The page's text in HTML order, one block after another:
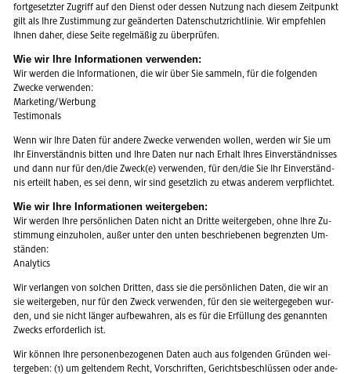
fort­ge­setz­ter Zu­griff auf den Dienst oder des­sen Nut­zung nach die­sem Zeit­punkt
gilt als Ihre Zu­stim­mung zur ge­än­der­ten Da­ten­schutz­richt­li­nie. Wir emp­feh­len
Ihnen daher, diese Seite re­gel­mä­ßig zu über­prü­fen.
Wie wir Ihre In­for­ma­tio­nen ver­wen­den:
Wir wer­den die In­for­ma­tio­nen, die wir über Sie sam­meln, für die fol­gen­den
Zwe­cke ver­wen­den:
Mar­ke­ting/Wer­bung
Tes­ti­mo­nals
Wenn wir Ihre Daten für an­de­re Zwe­cke ver­wen­den wol­len, wer­den wir Sie um
Ihr Ein­ver­ständ­nis bit­ten und Ihre Daten nur nach Er­halt Ihres Ein­ver­ständ­nis­ses
und dann nur für den/die Zweck(e) ver­wen­den, für den/die Sie Ihr Ein­ver­ständ­
nis er­teilt haben, es sei denn, wir sind ge­setz­lich zu etwas an­de­rem ver­pflich­tet.
Wie wir Ihre In­for­ma­tio­nen wei­ter­ge­ben:
Wir wer­den Ihre per­sön­li­chen Daten nicht an Drit­te wei­ter­ge­ben, ohne Ihre Zu­
stim­mung ein­zu­ho­len, außer unter den unten be­schrie­be­nen be­grenz­ten Um­
stän­den:
Ana­ly­tics
Wir ver­lan­gen von sol­chen Drit­ten, dass sie die per­sön­li­chen Daten, die wir an
sie wei­ter­ge­ben, nur für den Zweck ver­wen­den, für den sie wei­ter­ge­ge­ben wur­
den, und sie nicht län­ger auf­be­wah­ren, als es für die Er­fül­lung des ge­nann­ten
Zwecks er­for­der­lich ist.
Wir kön­nen Ihre per­so­nen­be­zo­ge­nen Daten auch aus fol­gen­den Grün­den wei­
ter­ge­ben: (1) um gel­ten­dem Recht, Vor­schrif­ten, Ge­richts­be­schlüs­sen oder an­de­